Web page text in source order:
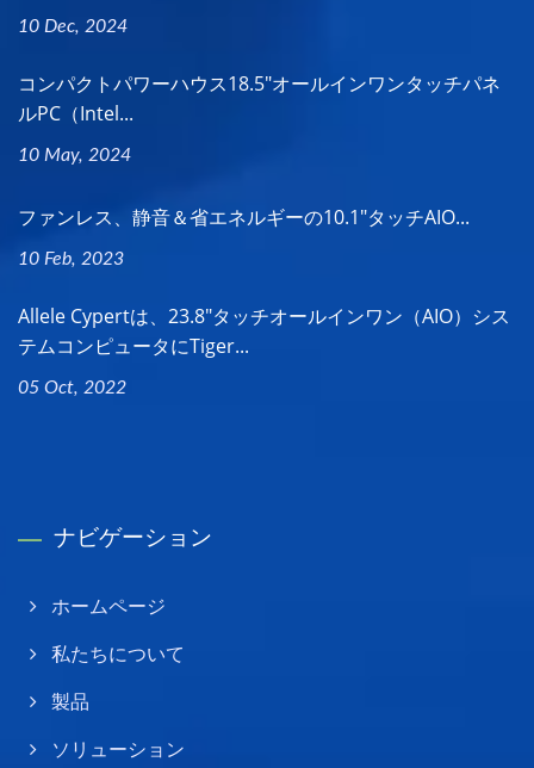
10 Dec, 2024
コンパクトパワーハウス18.5"オールインワンタッチパネ
ルPC（Intel...
10 May, 2024
ファンレス、静音＆省エネルギーの10.1"タッチAIO...
10 Feb, 2023
Allele Cypertは、23.8"タッチオールインワン（AIO）シス
テムコンピュータにTiger...
05 Oct, 2022
ナビゲーション
ホームページ
私たちについて
製品
ソリューション